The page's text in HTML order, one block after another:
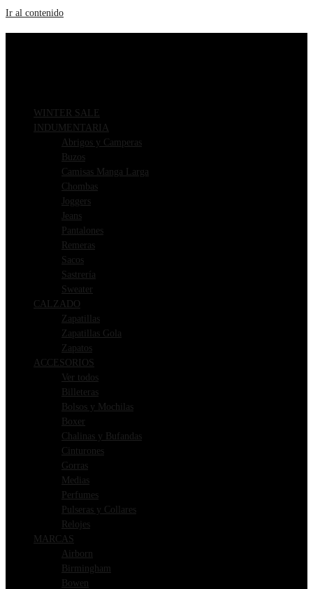
Ir al contenido
WINTER SALE
INDUMENTARIA
Abrigos y Camperas
Buzos
Camisas Manga Larga
Chombas
Joggers
Jeans
Pantalones
Remeras
Sacos
Sastrería
Sweater
CALZADO
Zapatillas
Zapatillas Gola
Zapatos
ACCESORIOS
Ver todos
Billeteras
Bolsos y Mochilas
Boxer
Chalinas y Bufandas
Cinturones
Gorras
Medias
Perfumes
Pulseras y Collares
Relojes
MARCAS
Airborn
Birmingham
Bowen